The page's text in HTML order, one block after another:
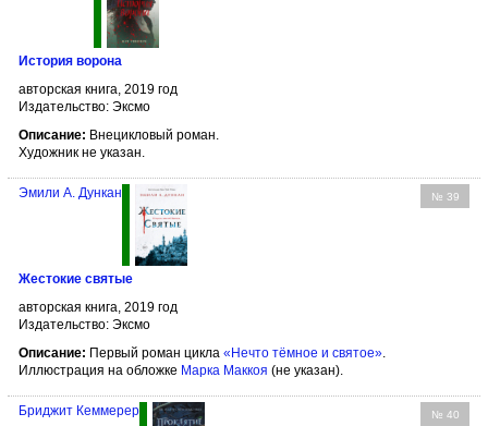
История ворона
авторская книга, 2019 год
Издательство: Эксмо
Описание: Внецикловый роман.
Художник не указан.
№ 39
Эмили А. Дункан
Жестокие святые
авторская книга, 2019 год
Издательство: Эксмо
Описание: Первый роман цикла «Нечто тёмное и святое».
Иллюстрация на обложке Марка Маккоя (не указан).
№ 40
Бриджит Кеммерер